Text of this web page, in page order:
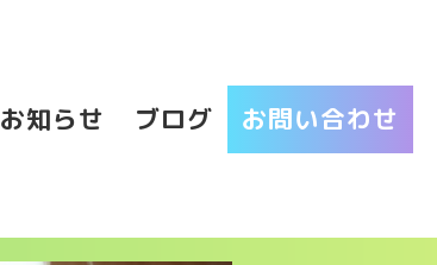
お知らせ ブログ お問い合わせ